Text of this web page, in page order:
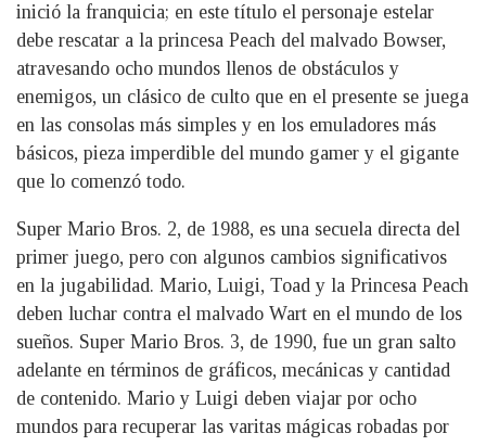
inició la franquicia; en este título el personaje estelar
debe rescatar a la princesa Peach del malvado Bowser,
atravesando ocho mundos llenos de obstáculos y
enemigos, un clásico de culto que en el presente se juega
en las consolas más simples y en los emuladores más
básicos, pieza imperdible del mundo gamer y el gigante
que lo comenzó todo.
Super Mario Bros. 2, de 1988, es una secuela directa del
primer juego, pero con algunos cambios significativos
en la jugabilidad. Mario, Luigi, Toad y la Princesa Peach
deben luchar contra el malvado Wart en el mundo de los
sueños. Super Mario Bros. 3, de 1990, fue un gran salto
adelante en términos de gráficos, mecánicas y cantidad
de contenido. Mario y Luigi deben viajar por ocho
mundos para recuperar las varitas mágicas robadas por